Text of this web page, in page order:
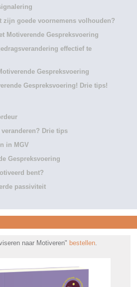
zijn goede voornemens volhouden?
Motiverende Gespreksvoering
effectief te
Gespreksvoering
Gespreksvoering! Drie tips!
Drie tips
in MGV
Gespreksvoering
bent?
passiviteit
naar Motiveren" bestellen